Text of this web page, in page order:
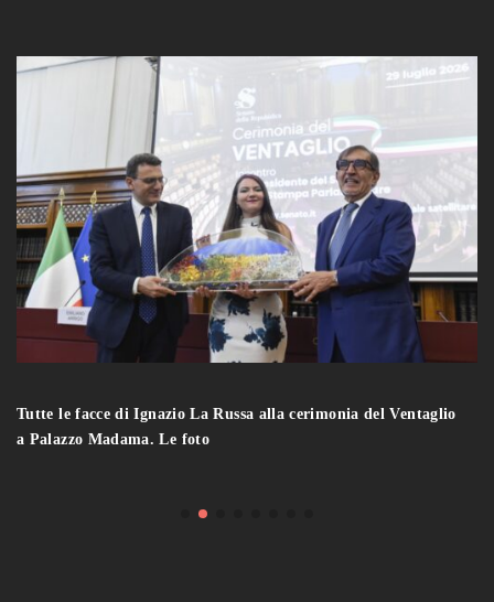
Tutte le facce di Ignazio La Russa alla cerimonia del Ventaglio
a Palazzo Madama. Le foto